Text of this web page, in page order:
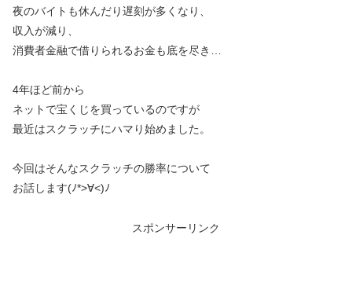
夜のバイトも休んだり遅刻が多くなり、
収入が減り、
消費者金融で借りられるお金も底を尽き…
4年ほど前から
ネットで宝くじを買っているのですが
最近はスクラッチにハマり始めました。
今回はそんなスクラッチの勝率について
お話します(ﾉ*>∀<)ﾉ
スポンサーリンク